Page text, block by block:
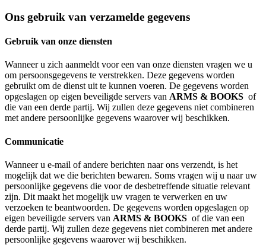
Ons gebruik van verzamelde gegevens
Gebruik van onze diensten
Wanneer u zich aanmeldt voor een van onze diensten vragen we u
om persoonsgegevens te verstrekken. Deze gegevens worden
gebruikt om de dienst uit te kunnen voeren. De gegevens worden
opgeslagen op eigen beveiligde servers van ARMS & BOOKS of
die van een derde partij. Wij zullen deze gegevens niet combineren
met andere persoonlijke gegevens waarover wij beschikken.
Communicatie
Wanneer u e-mail of andere berichten naar ons verzendt, is het
mogelijk dat we die berichten bewaren. Soms vragen wij u naar uw
persoonlijke gegevens die voor de desbetreffende situatie relevant
zijn. Dit maakt het mogelijk uw vragen te verwerken en uw
verzoeken te beantwoorden. De gegevens worden opgeslagen op
eigen beveiligde servers van ARMS & BOOKS of die van een
derde partij. Wij zullen deze gegevens niet combineren met andere
persoonlijke gegevens waarover wij beschikken.